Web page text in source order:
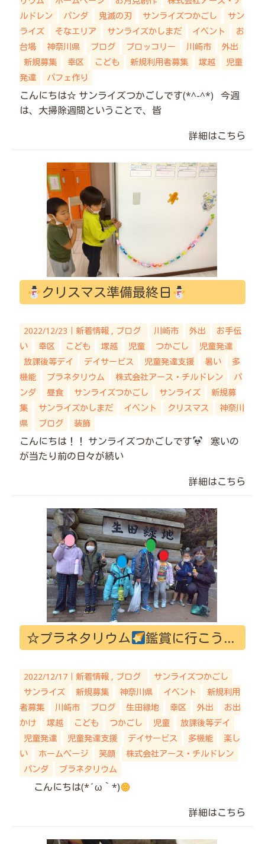
ルドレン
パンダ 鬼滅の刃 サンライズつかごし
サン
ライズ
そなエリア サンライズかしまだ イベント
お
台場
神奈川県 ブログ ブロッコリー 川崎市
外出
新規募集
幸区 こども 新規利用者募集 塚越
児童
発達
パフェ作り
こんにちは☆ サンライズつかごしです(*^-^*) 今週
は、大掃除週間ということで、皆
詳細はこちら
クリスマス準備最終日
2022/12/23｜ 新着情報 ブログ 川崎市 外出
お手伝
い
幸区 こども 塚越 児童 つかごし
児童発達
放課後等デイ
デイサービス 児童発達支援 暑い
多
機能
プラネタリウム 株式会社アース・チルドレン
パ
ンダ
昼食 サンライズつかごし サンライズ
新規募
集
サンライズかしまだ イベント クリスマス
神奈川
県
ブログ 装飾
こんにちは！！ サンライズつかごしです
寒いの
が当たり前の日々が続い
詳細はこちら
☆プラネタリウム 鑑賞に行こう
2022/12/17｜ 新着情報 ブログ
サンライズつかごし
サンライズ
新規募集 神奈川県 イベント
新規利用
者募集
川崎市 ブログ 生田緑地 幸区 外出
お出
かけ
塚越 こども つかごし 児童
放課後等デイ
児童発達
児童発達支援 デイサービス 多機能
楽し
い
ホームページ 笑顔
株式会社アース・チルドレン
パンダ
プラネタリウム
こんにちは(*´ω｀*)
詳細はこちら